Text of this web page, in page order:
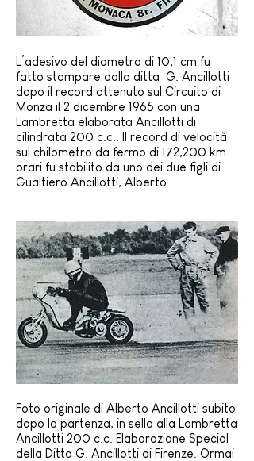
L’adesivo del diametro di 10,1 cm fu
fatto stampare dalla ditta G. Ancillotti
dopo il record ottenuto sul Circuito di
Monza il 2 dicembre 1965 con una
Lambretta elaborata Ancillotti di
cilindrata 200 c.c.. Il record di velocità
sul chilometro da fermo di 172,200 km
orari fu stabilito da uno dei due figli di
Gualtiero Ancillotti, Alberto.
Foto originale di Alberto Ancillotti subito
dopo la partenza, in sella alla Lambretta
Ancillotti 200 c.c. Elaborazione Special
della Ditta G. Ancillotti di Firenze. Ormai